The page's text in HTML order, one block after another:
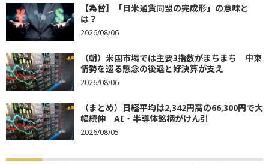
【為替】「日米通貨同盟の完成形」の意味と
は？
2026/08/06
（朝）米国市場では主要3指数がまちまち 中東
情勢を巡る懸念の後退と好決算が支え
2026/08/06
（まとめ）日経平均は2,342円高の66,300円で大
幅続伸 AI・半導体銘柄がけん引
2026/08/05